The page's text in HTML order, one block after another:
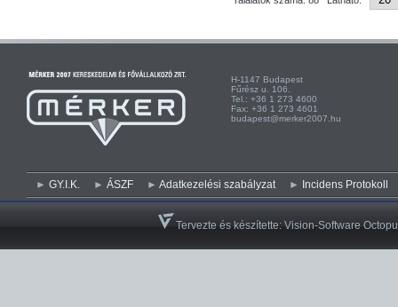
H-1147 Budapest H-
Fűrész u. 106.
Tel.: +36 1 273 4600
Fax: +36 1 273 4601
budapest@merker2007.hu
GY.I.K. ÁSZF Adatkezelési szabályzat Incidens Protokoll
Tervezte és készítette:Vision-Software